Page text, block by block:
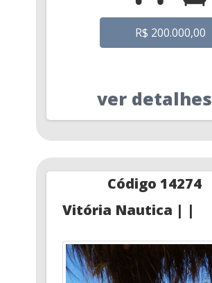
R$ 200.000,00
ver detalhes
Código 14274
Vitória Nautica | |